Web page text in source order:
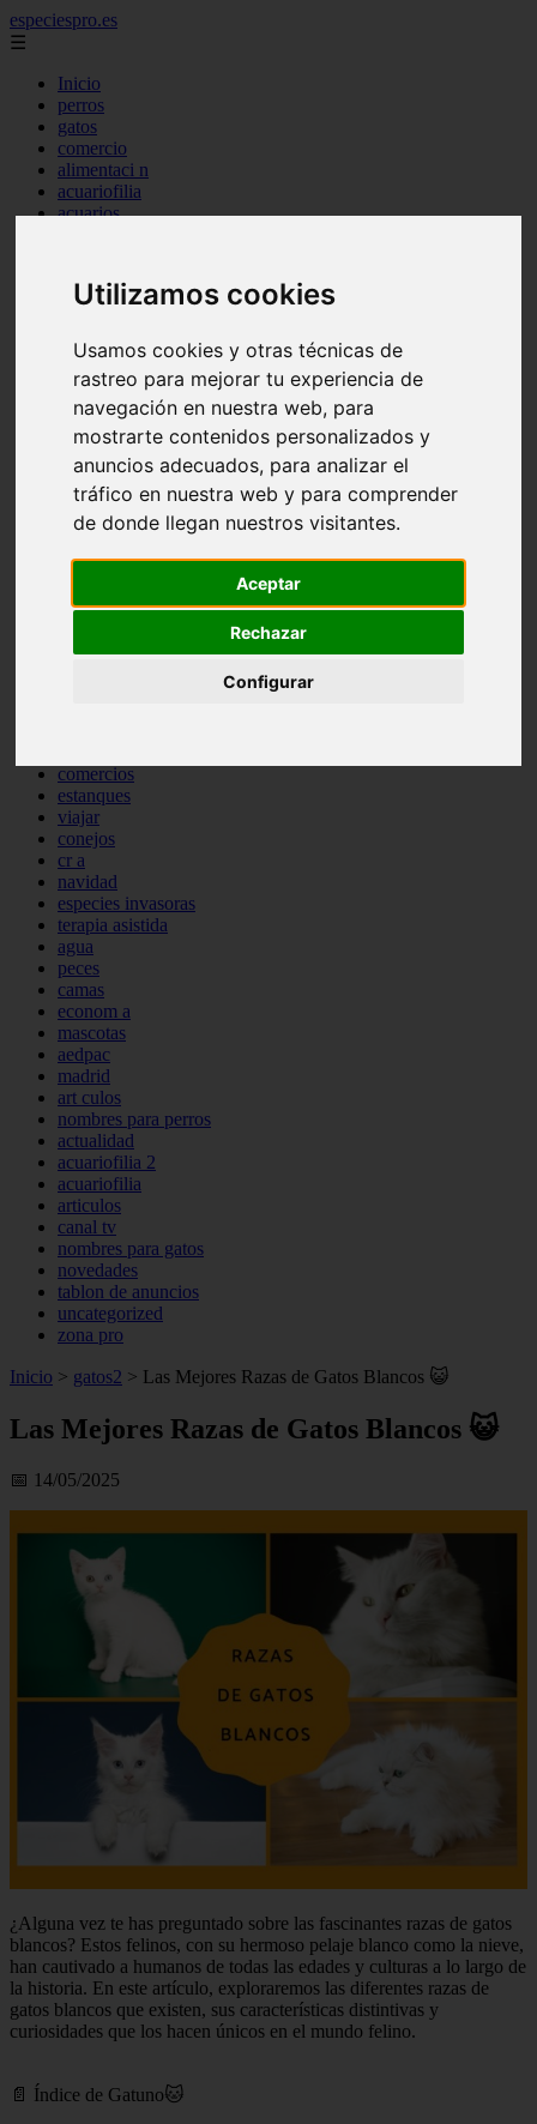
Utilizamos cookies
Usamos cookies y otras técnicas de
rastreo para mejorar tu experiencia de
navegación en nuestra web, para
mostrarte contenidos personalizados y
anuncios adecuados, para analizar el
tráfico en nuestra web y para comprender
de donde llegan nuestros visitantes.
Aceptar
Rechazar
Configurar
especiespro.es
☰
Inicio
perros
gatos
comercio
alimentaci n
acuariofilia
acuarios
mantenimiento
marketing
bienestar
peque os mam feros
verano
legislaci n
peluquer a
accesorios
peluquer a canina
complementos
consejos
comportamiento
reptiles
comercios
estanques
viajar
conejos
cr a
navidad
especies invasoras
terapia asistida
agua
peces
camas
econom a
mascotas
aedpac
madrid
art culos
nombres para perros
actualidad
acuariofilia 2
acuariofilia
articulos
canal tv
nombres para gatos
novedades
tablon de anuncios
uncategorized
zona pro
Inicio > gatos2 > Las Mejores Razas de Gatos Blancos 😺
Las Mejores Razas de Gatos Blancos 😺
📅 14/05/2025
¿Alguna vez te has preguntado sobre las fascinantes razas de gatos
blancos? Estos felinos, con su hermoso pelaje blanco como la nieve,
han cautivado a humanos de todas las edades y culturas a lo largo de
la historia. En este artículo, exploraremos las diferentes razas de
gatos blancos que existen, sus características distintivas y
curiosidades que los hacen únicos en el mundo felino.
📄 Índice de Gatuno🐱